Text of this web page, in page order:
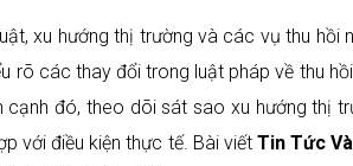
xu hướng thị trường và các vụ thu
rõ các thay đổi trong luật pháp về thu
đó, theo dõi sát sao xu hướng thị
với điều kiện thực tế. Bài viếtTin Tức